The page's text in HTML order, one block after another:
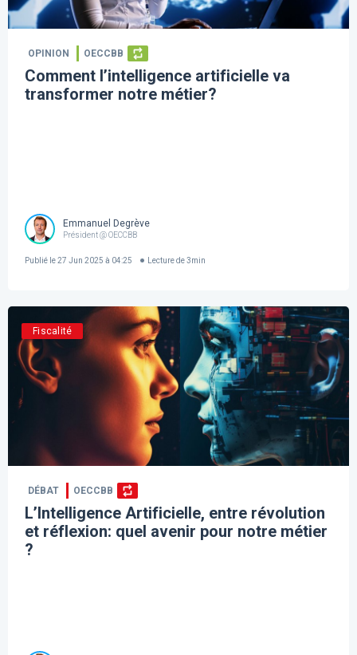
OPINION OECCBB
Comment l’intelligence artificielle va
transformer notre métier?
Emmanuel Degrève
Président @ OECCBB
Publié le27 Jun 2025 à 04:25 Lecture de 3min
Fiscalité
DÉBAT OECCBB
L’Intelligence Artificielle, entre révolution
et réflexion: quel avenir pour notre métier
?